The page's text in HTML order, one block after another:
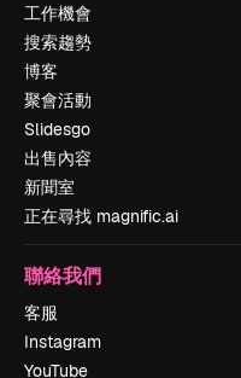
工作機會
搜索趨勢
博客
聚會活動
Slidesgo
出售內容
新聞室
正在尋找 magnific.ai
聯絡我們
客服
Instagram
YouTube